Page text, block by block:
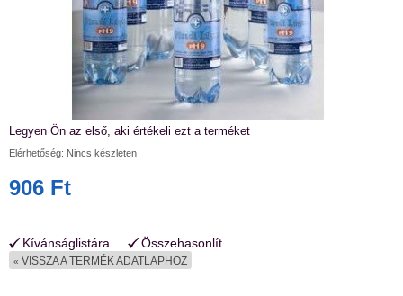
Legyen Ön az első, aki értékeli ezt a terméket
Elérhetőség: Nincs készleten
906 Ft
Kívánságlistára Összehasonlít
«VISSZA A TERMÉK ADATLAPHOZ